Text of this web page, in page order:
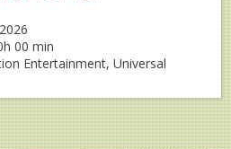
00 min
Entertainment, Universal